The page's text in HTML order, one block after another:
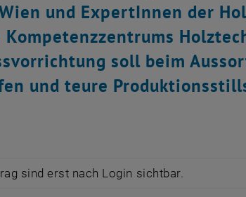
und ExpertInnen der
soll beim
und teure
sind erst nach Login sichtbar.